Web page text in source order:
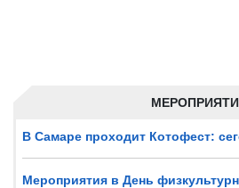
В Самаре проходит Котофест:
Мероприятия в День